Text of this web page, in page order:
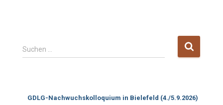
S
u
Suchen …
GDLG-Nachwuchskolloquium in Bielefeld (4./5.9.2026)